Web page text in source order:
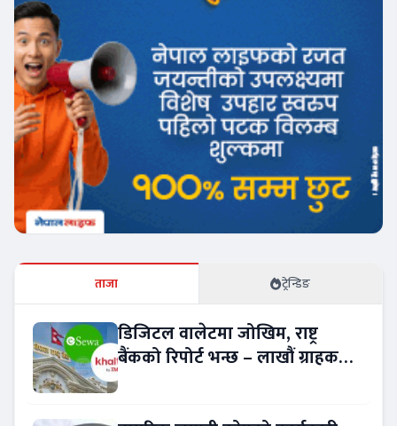
ताजा ट्रेन्डिङ
डिजिटल वालेटमा जोखिम, राष्ट्र
बैंकको रिपोर्ट भन्छ – लाखौं ग्राहकको